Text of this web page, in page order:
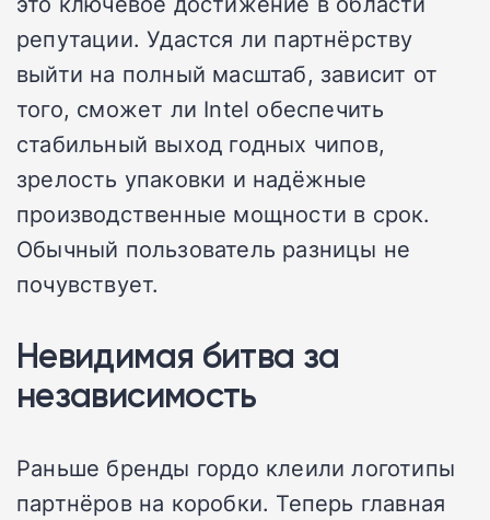
репутации. Удастся ли партнёрству
выйти на полный масштаб, зависит от
того, сможет ли Intel обеспечить
стабильный выход годных чипов,
зрелость упаковки и надёжные
производственные мощности в срок.
Обычный пользователь разницы не
почувствует.
Невидимая битва за
независимость
Раньше бренды гордо клеили логотипы
партнёров на коробки. Теперь главная